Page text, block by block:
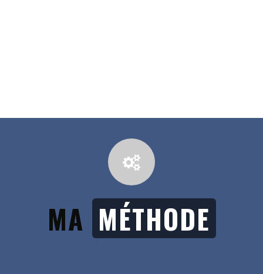
MA MÉTHODE